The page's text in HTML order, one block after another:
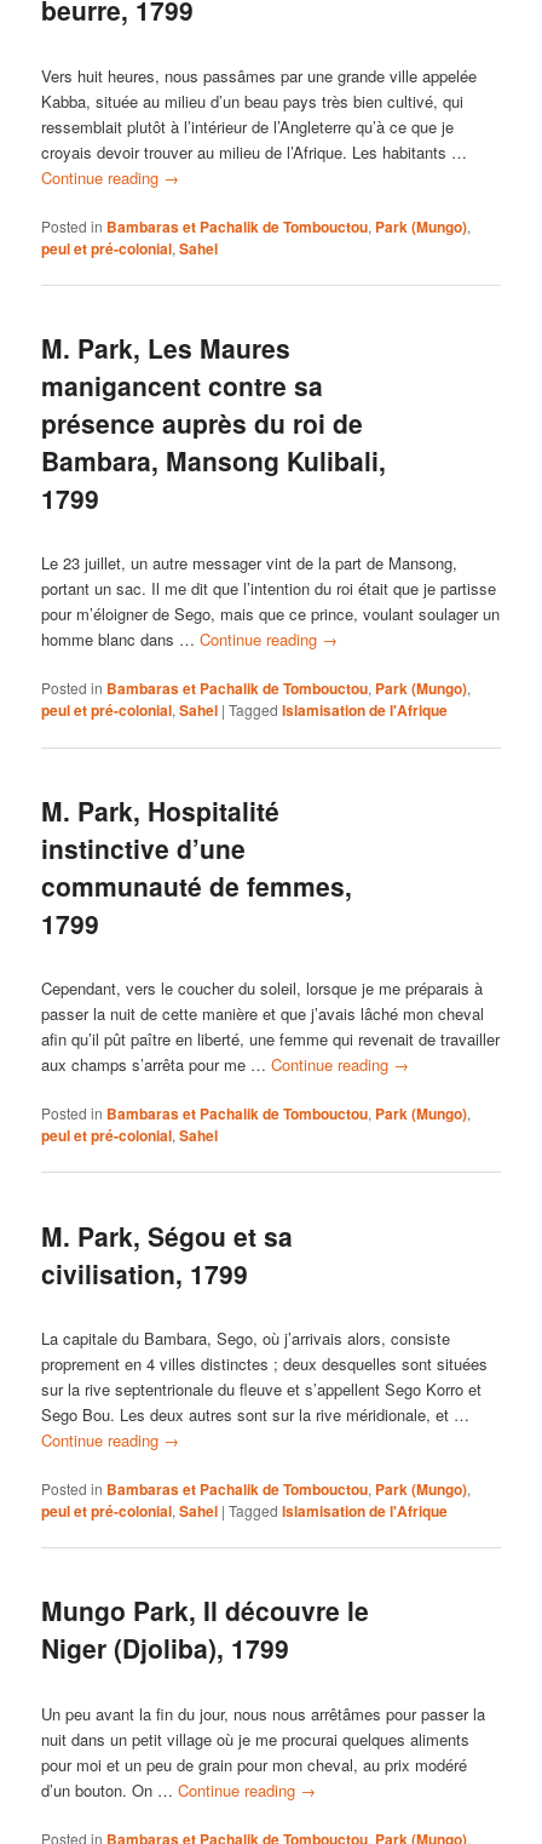
beurre, 1799
Vers huit heures, nous passâmes par une grande ville appelée
Kabba, située au milieu d’un beau pays très bien cultivé, qui
ressemblait plutôt à l’intérieur de l’Angleterre qu’à ce que je
croyais devoir trouver au milieu de l’Afrique. Les habitants …
Continue reading →
Posted in Bambaras et Pachalik de Tombouctou, Park (Mungo),
peul et pré-colonial,Sahel
M. Park, Les Maures
manigancent contre sa
présence auprès du roi de
Bambara, Mansong Kulibali,
1799
Le 23 juillet, un autre messager vint de la part de Mansong,
portant un sac. Il me dit que l’intention du roi était que je partisse
pour m’éloigner de Sego, mais que ce prince, voulant soulager un
homme blanc dans …Continue reading →
Posted in Bambaras et Pachalik de Tombouctou, Park (Mungo),
peul et pré-colonial,Sahel |Tagged Islamisation de l'Afrique
M. Park, Hospitalité
instinctive d’une
communauté de femmes,
1799
Cependant, vers le coucher du soleil, lorsque je me préparais à
passer la nuit de cette manière et que j’avais lâché mon cheval
afin qu’il pût paître en liberté, une femme qui revenait de travailler
aux champs s’arrêta pour me …Continue reading →
Posted in Bambaras et Pachalik de Tombouctou, Park (Mungo),
peul et pré-colonial,Sahel
M. Park, Ségou et sa
civilisation, 1799
La capitale du Bambara, Sego, où j’arrivais alors, consiste
proprement en 4 villes distinctes ; deux desquelles sont situées
sur la rive septentrionale du fleuve et s’appellent Sego Korro et
Sego Bou. Les deux autres sont sur la rive méridionale, et …
Continue reading →
Posted in Bambaras et Pachalik de Tombouctou, Park (Mungo),
peul et pré-colonial,Sahel |Tagged Islamisation de l'Afrique
Mungo Park, Il découvre le
Niger (Djoliba), 1799
Un peu avant la fin du jour, nous nous arrêtâmes pour passer la
nuit dans un petit village où je me procurai quelques aliments
pour moi et un peu de grain pour mon cheval, au prix modéré
d’un bouton. On …Continue reading →
Posted in Bambaras et Pachalik de Tombouctou, Park (Mungo),